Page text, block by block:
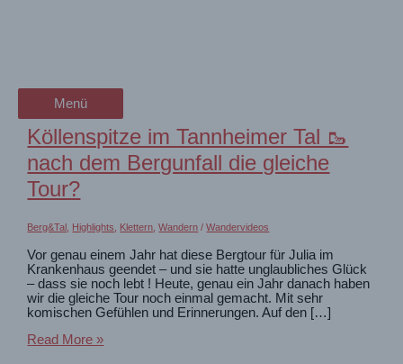
Menü
Menü
Köllenspitze im Tannheimer Tal 🥾
nach dem Bergunfall die gleiche
Tour?
Berg&Tal Highlights Klettern ,Wandern /Wandervideos
Vor genau einem Jahr hat diese Bergtour für Julia im
Krankenhaus geendet – und sie hatte unglaubliches Glück
– dass sie noch lebt ! Heute, genau ein Jahr danach haben
wir die gleiche Tour noch einmal gemacht. Mit sehr
komischen Gefühlen und Erinnerungen. Auf den […]
Köllenspitze
Read More »